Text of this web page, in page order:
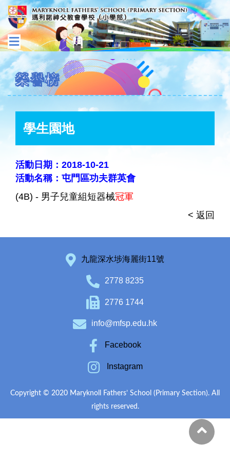
榮譽榜
學生園地
活動日期：2018-10-21
活動名稱：屯門區功夫群英會
(4B) - 男子兒童組短器械冠軍
< 返回
九龍深水埗海麗街11號
2778 8235
2776 1744
info@mfsp.edu.hk
Facebook
Instagram
Copyright © 2020 Maryknoll Fathers’ School (Primary Section). All
rights reserved.